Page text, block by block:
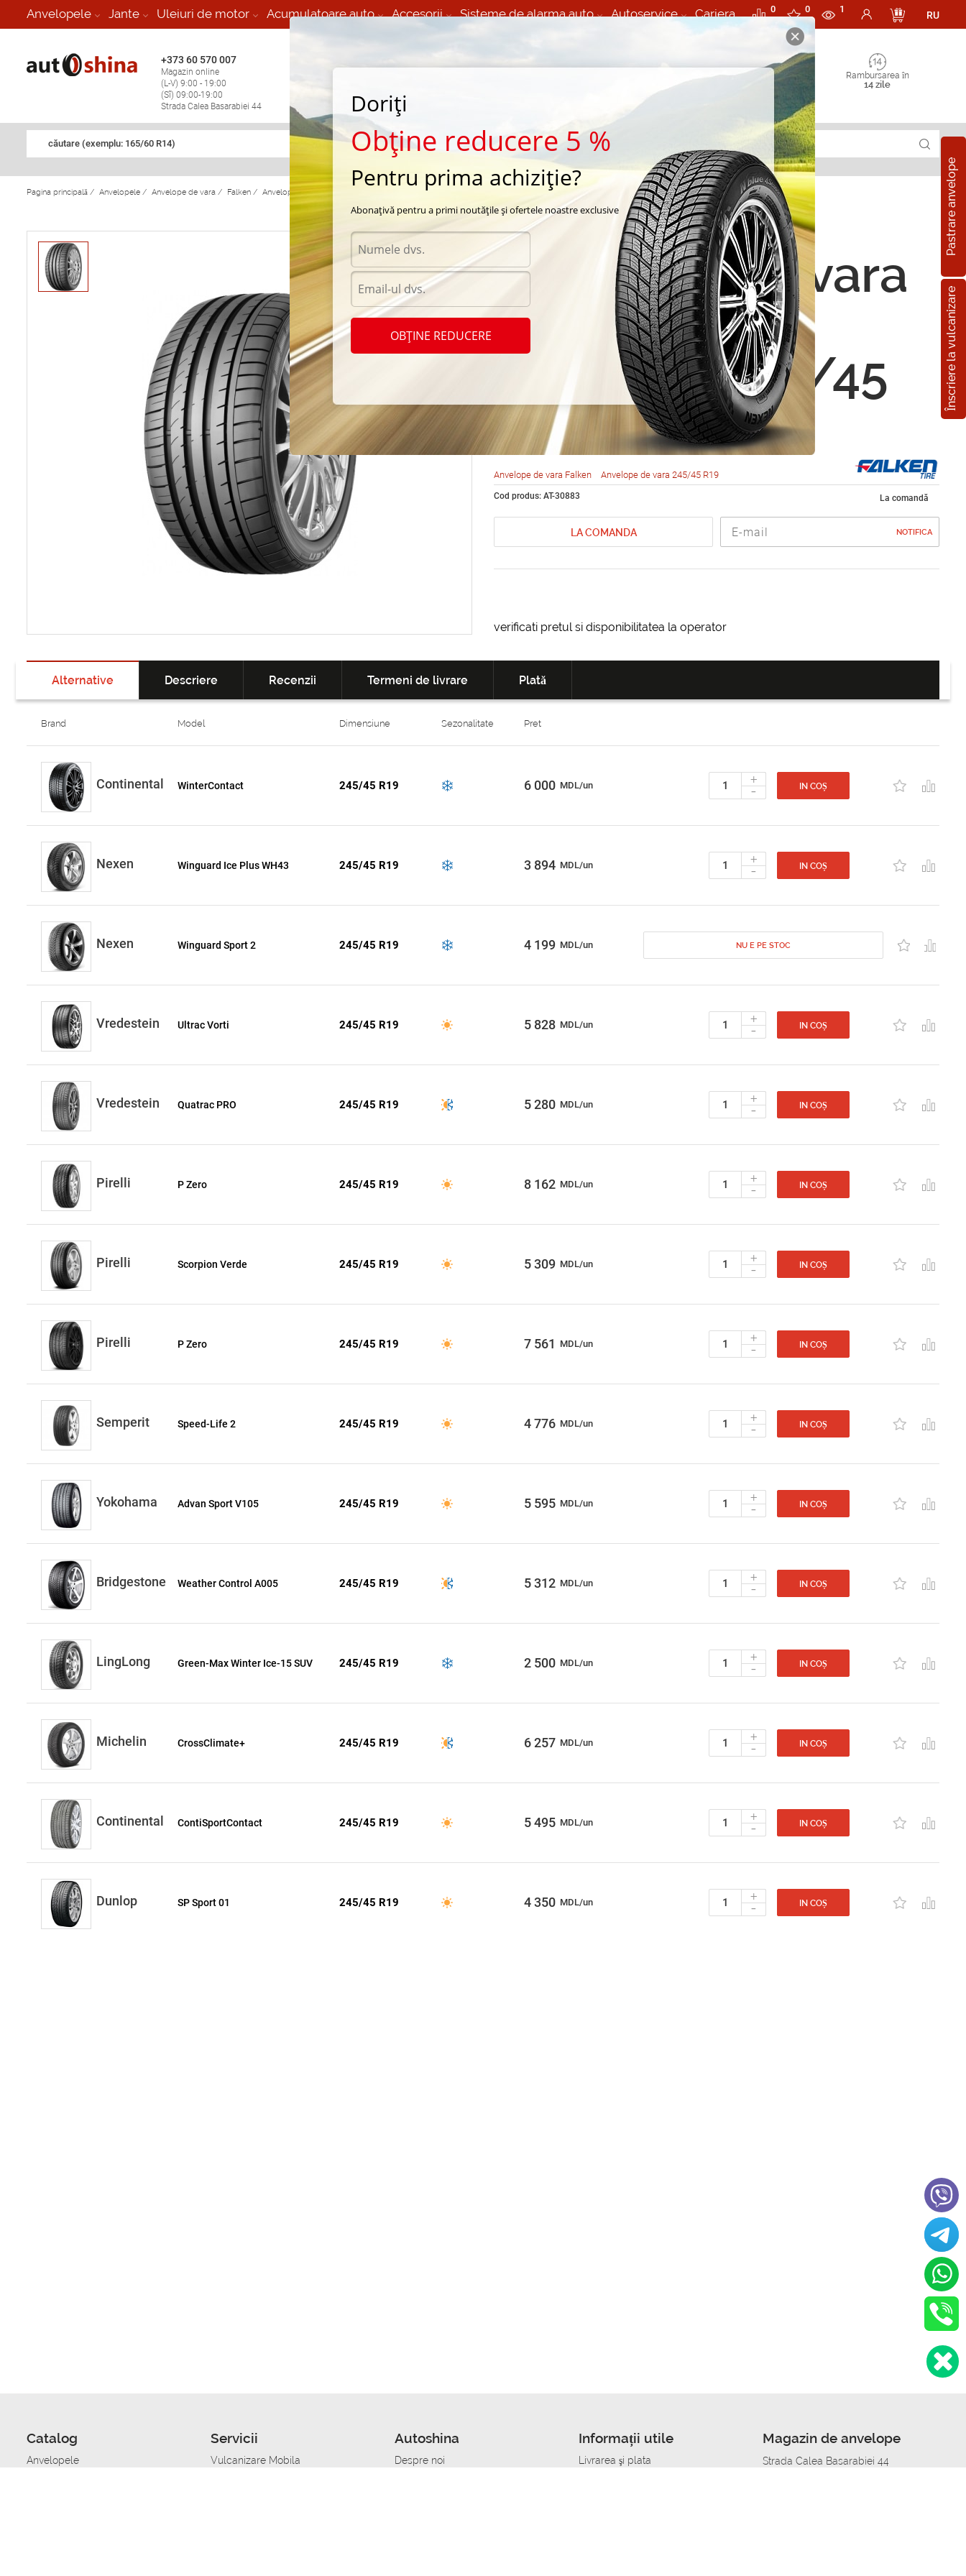
Anvelopele Jante Uleiuri de motor Acumulatoare auto Accesorii Sisteme de alarma auto Autoservice Cariera 0 0 1
RU
+373 60 570 007
Magazin online
(L-V) 9:00 - 19:00
(Sî) 09:00-19:00
Strada Calea Basarabiei 44
Vulcanizare Mobila 24/7 non
Rambursarea în
14 zile
căutare (exemplu: 165/60 R14)
Pastrare anvelope
Înscriere la vulcanizare
Pagina principală / Anvelopele / Anvelope de vara / Falken / Anvelope de vara Falken / Falken Azenis FK453CC 245/45 R19 102Y
Anvelope de vara
Falken Azenis
FK453CC 245/45
R19 102Y
Anvelope de vara Falken Anvelope de vara 245/45 R19
Cod produs: AT-30883 La comandă
LA COMANDA NOTIFICA
verificati pretul si disponibilitatea la operator
Alternative Descriere Recenzii Termeni de livrare Plată
Brand Model Dimensiune Sezonalitate Pret
Continental WinterContact 245/45 R19 6 000 MDL/un +
- IN COȘ
Nexen Winguard Ice Plus WH43 245/45 R19 3 894 MDL/un +
- IN COȘ
Nexen Winguard Sport 2 245/45 R19 4 199 MDL/un NU E PE STOC
Vredestein Ultrac Vorti 245/45 R19 5 828 MDL/un +
- IN COȘ
Vredestein Quatrac PRO 245/45 R19 5 280 MDL/un +
- IN COȘ
Pirelli P Zero 245/45 R19 8 162 MDL/un +
- IN COȘ
Pirelli Scorpion Verde 245/45 R19 5 309 MDL/un +
- IN COȘ
Pirelli P Zero 245/45 R19 7 561 MDL/un +
- IN COȘ
Semperit Speed-Life 2 245/45 R19 4 776 MDL/un +
- IN COȘ
Yokohama Advan Sport V105 245/45 R19 5 595 MDL/un +
- IN COȘ
Bridgestone Weather Control A005 245/45 R19 5 312 MDL/un +
- IN COȘ
LingLong Green-Max Winter Ice-15 SUV 245/45 R19 2 500 MDL/un +
- IN COȘ
Michelin CrossClimate+ 245/45 R19 6 257 MDL/un +
- IN COȘ
Continental ContiSportContact 245/45 R19 5 495 MDL/un +
- IN COȘ
Dunlop SP Sport 01 245/45 R19 4 350 MDL/un +
- IN COȘ
Catalog
Anvelopele
Servicii
Vulcanizare Mobila
Autoshina
Despre noi
Informații utile
Livrarea şi plata
Magazin de anvelope
Strada Calea Basarabiei 44
Doriți
Obține reducere 5 %
Pentru prima achiziție?
Abonațivă pentru a primi noutățile și ofertele noastre exclusive
OBȚINE REDUCERE